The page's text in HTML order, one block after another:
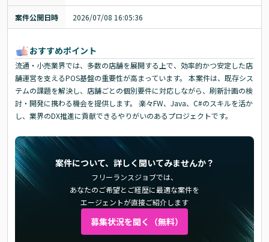
案件公開日時 2026/07/08 16:05:36
おすすめポイント
流通・小売業界では、多数の店舗を展開する上で、効率的かつ安定した店
舗運営を支えるPOS基盤の重要性が高まっています。 本案件は、既存シス
テムの課題を解決し、店舗ごとの個別要件に対応しながら、刷新計画の検
討・開発に携わる機会を提供します。 楽々FW、Java、C#のスキルを活か
し、業界のDX推進に貢献できるやりがいのあるプロジェクトです。
案件について、詳しく聞いてみませんか？
フリーランスジョブでは、
あなたのご希望とご経歴に最適な案件を
エージェントが直接ご紹介します
募集状況を聞く（無料）